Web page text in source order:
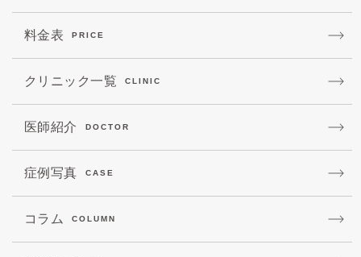
料金表 PRICE
クリニック一覧 CLINIC
医師紹介 DOCTOR
症例写真 CASE
コラム COLUMN